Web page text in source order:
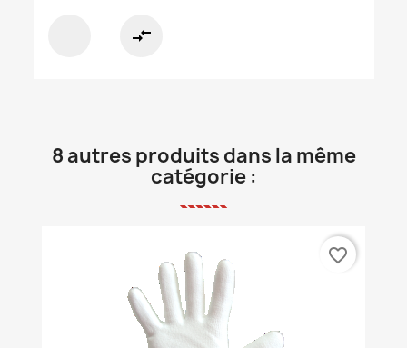
compare_arrows
8 autres produits dans la même
catégorie :
favorite_border